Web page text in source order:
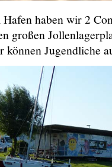
haben wir 2
großen
können Jugendliche